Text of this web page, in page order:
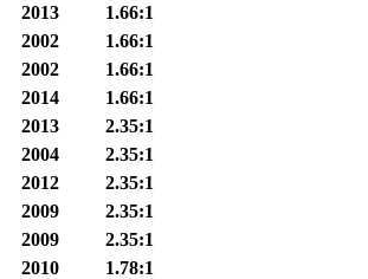
2013
1.66:1
2002
1.66:1
2002
1.66:1
2014
1.66:1
2013
2.35:1
2004
2.35:1
2012
2.35:1
2009
2.35:1
2009
2.35:1
2010
1.78:1